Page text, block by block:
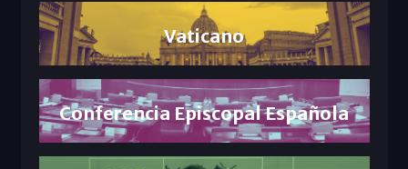
Vaticano
Conferencia Episcopal Española